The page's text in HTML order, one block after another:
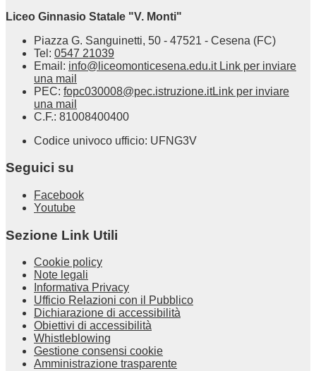
Liceo Ginnasio Statale "V. Monti"
Piazza G. Sanguinetti, 50 - 47521 - Cesena (FC)
Tel: 0547 21039
Email: info@liceomonticesena.edu.it Link per inviare
una mail
PEC: fopc030008@pec.istruzione.itLink per inviare
una mail
C.F.: 81008400400
Codice univoco ufficio: UFNG3V
Seguici su
Facebook
Youtube
Sezione Link Utili
Cookie policy
Note legali
Informativa Privacy
Ufficio Relazioni con il Pubblico
Dichiarazione di accessibilità
Obiettivi di accessibilità
Whistleblowing
Gestione consensi cookie
Amministrazione trasparente